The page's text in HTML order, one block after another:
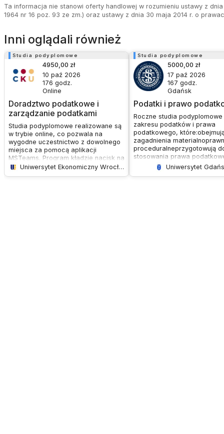
Ta informacja nie stanowi oferty handlowej w rozumieniu ustawy z
1964 nr 16 poz. 93 ze zm.) oraz ustawy z dnia 30 maja 2014 r. o
Inni oglądali również
Studia podyplomowe
Doradztwo podatkowe i
zarządzanie podatkami
4950,00 zł
10 paź 2026
176 godz.
Online
Studia podyplomowe realizowane są
w trybie online, co pozwala na
wygodne uczestnictwo z dowolnego
miejsca za pomocą aplikacji
MSTeams. Program kładzie nacisk na
zdobycie wiedzy i umiejętności z
Uniwersytet Ekonomiczny Wrocław
Studia podyplomowe
Podatki i prawo
5000,00 zł
17 paź 2026
167 godz.
Gdańsk
Roczne studia podyplomowe
zakresu podatków i prawa
podatkowego,
zagadnienia
proceduralneprzygotowują
stosowania prawa
praktyceuczą obliczania,
optymalizacji oraz
Uniwersytet